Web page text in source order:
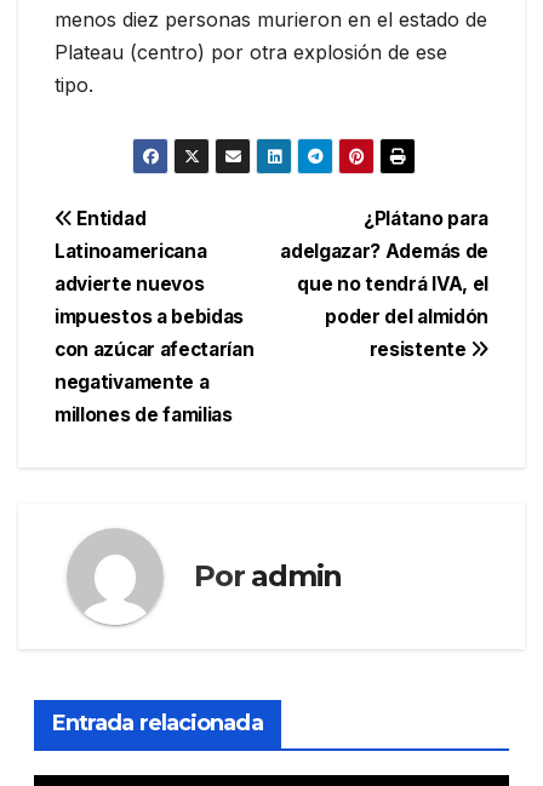
menos diez personas murieron en el estado de
Plateau (centro) por otra explosión de ese
tipo.
Navegación
de
entradas
¿Plátano para
adelgazar? Además de
que no tendrá IVA, el
poder del almidón
resistente
Entidad
Latinoamericana
advierte nuevos
impuestos a bebidas
con azúcar afectarían
negativamente a
millones de familias
Por admin
Entrada relacionada